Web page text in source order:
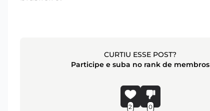
CURTIU ESSE POST?
Participe e suba no rank de membros
2 0